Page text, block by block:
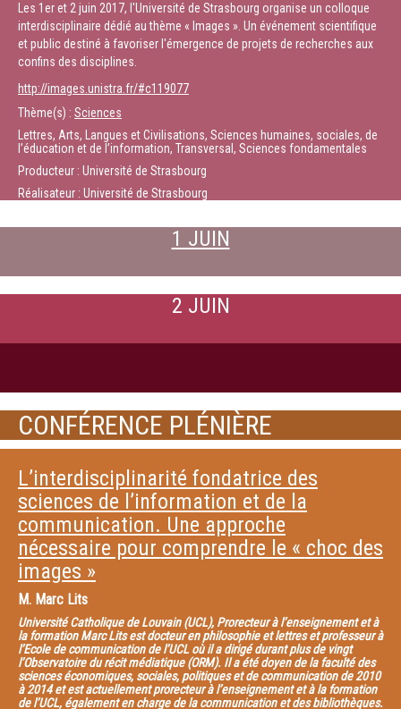
Les 1er et 2 juin 2017, l'Université de Strasbourg organise un colloque
interdisciplinaire dédié au thème « Images ». Un événement scientifique
et public destiné à favoriser l'émergence de projets de recherches aux
confins des disciplines.
http://images.unistra.fr/#c119077
Thème(s) : Sciences
Lettres, Arts, Langues et Civilisations, Sciences humaines, sociales, de
l’éducation et de l’information, Transversal, Sciences fondamentales
Producteur : Université de Strasbourg
Réalisateur : Université de Strasbourg
1 JUIN
2 JUIN
CONFÉRENCE PLÉNIÈRE
L’interdisciplinarité fondatrice des
sciences de l’information et de la
communication. Une approche
nécessaire pour comprendre le « choc des
images »
M. Marc Lits
Université Catholique de Louvain (UCL), Prorecteur à l’enseignement et à
la formation Marc Lits est docteur en philosophie et lettres et professeur à
l’Ecole de communication de l’UCL où il a dirigé durant plus de vingt
l’Observatoire du récit médiatique (ORM). Il a été doyen de la faculté des
sciences économiques, sociales, politiques et de communication de 2010
à 2014 et est actuellement prorecteur à l’enseignement et à la formation
de l’UCL, également en charge de la communication et des bibliothèques.